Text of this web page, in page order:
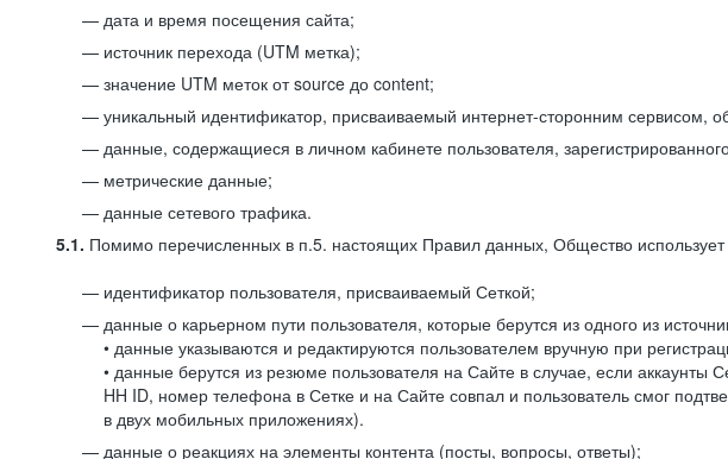
дата и время посещения сайта;
источник перехода (UTM метка);
значение UTM меток от source до content;
уникальный идентификатор, присваиваемый интернет-сторонним сервисом,
данные, содержащиеся в личном кабинете пользователя,
метрические данные;
данные сетевого трафика.
5.1. Помимо перечисленных в п.5. настоящих Правил данных, Общество
идентификатор пользователя, присваиваемый Сеткой;
данные о карьерном пути пользователя, которые берутся из одного из
• данные указываются и редактируются пользователем вручную при
• данные берутся из резюме пользователя на Сайте в случае, если
HH ID, номер телефона в Сетке и на Сайте совпал и пользователь смог
в двух мобильных приложениях).
данные о реакциях на элементы контента (посты, вопросы, ответы);